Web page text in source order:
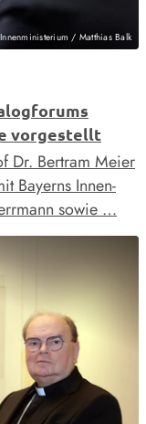
/ Matthias Balk
vorgestellt
Dr. Bertram Meier
Bayerns Innen-
sowie …